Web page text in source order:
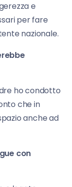
e
per fare
nazionale.
ho condotto
che in
anche ad
con